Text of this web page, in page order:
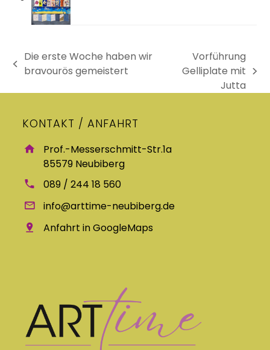
vorheriger
Die erste Woche haben wir
bravourös gemeistert
Nächster
Beitrag:
Vorführung
Gelliplate mit
Jutta
KONTAKT / ANFAHRT
Prof.-Messerschmitt-Str.1a
85579 Neubiberg
089 / 244 18 560
info@arttime-neubiberg.de
Anfahrt in GoogleMaps